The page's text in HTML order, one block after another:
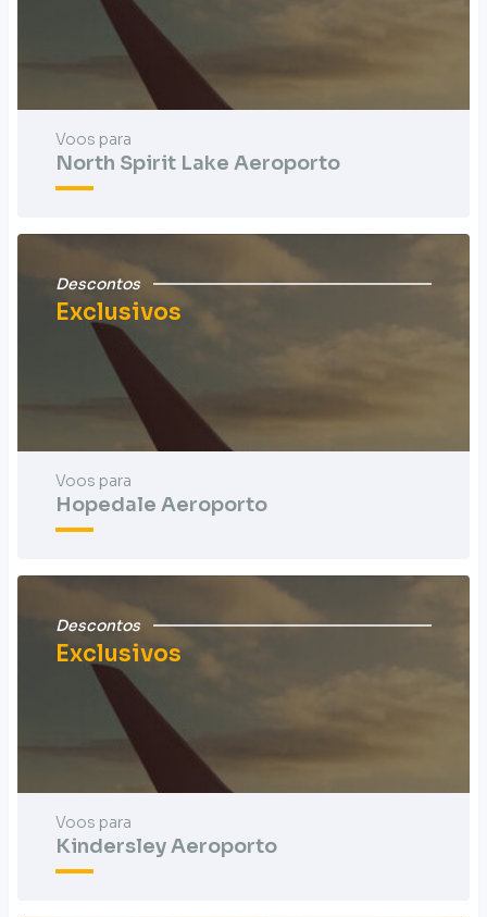
Voos para
North Spirit Lake Aeroporto
Descontos
Exclusivos
Voos para
Hopedale Aeroporto
Descontos
Exclusivos
Voos para
Kindersley Aeroporto